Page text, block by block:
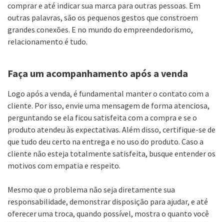
comprar e até indicar sua marca para outras pessoas. Em
outras palavras, são os pequenos gestos que constroem
grandes conexões. E no mundo do empreendedorismo,
relacionamento é tudo.
Faça um acompanhamento após a venda
Logo após a venda, é fundamental manter o contato com a
cliente. Por isso, envie uma mensagem de forma atenciosa,
perguntando se ela ficou satisfeita com a compra e se o
produto atendeu às expectativas. Além disso, certifique-se de
que tudo deu certo na entrega e no uso do produto. Caso a
cliente não esteja totalmente satisfeita, busque entender os
motivos com empatia e respeito.
Mesmo que o problema não seja diretamente sua
responsabilidade, demonstrar disposição para ajudar, e até
oferecer uma troca, quando possível, mostra o quanto você